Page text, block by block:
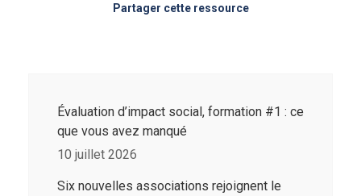
Partager cette ressource
Évaluation d’impact social, formation #1 : ce
que vous avez manqué
10 juillet 2026
Six nouvelles associations rejoignent le